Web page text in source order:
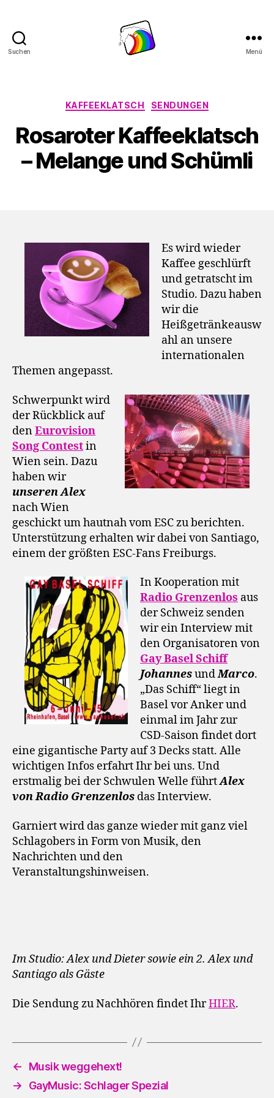
Suchen Menü
Kategorien
KAFFEEKLATSCH SENDUNGEN
Rosaroter Kaffeeklatsch
– Melange und Schümli
Es wird wieder
Kaffee geschlürft
und getratscht im
Studio. Dazu haben
wir die
Heißgetränkeausw
ahl an unsere
internationalen
Themen angepasst.
Schwerpunkt wird
der Rückblick auf
denEurovision
Song Contestin
Wien sein. Dazu
haben wir
unseren Alex
nach Wien
geschickt um hautnah vom ESC zu berichten.
Unterstützung erhalten wir dabei von Santiago,
einem der größten ESC-Fans Freiburgs.
In Kooperation mit
Radio Grenzenlos aus
der Schweiz senden
wir ein Interview mit
den Organisatoren von
Gay Basel Schiff
JohannesundMarco.
„Das Schiff“ liegt in
Basel vor Anker und
einmal im Jahr zur
CSD-Saison findet dort
eine gigantische Party auf 3 Decks statt. Alle
wichtigen Infos erfahrt Ihr bei uns. Und
erstmalig bei der Schwulen Welle führtAlex
von Radio Grenzenlos das Interview.
Garniert wird das ganze wieder mit ganz viel
Schlagobers in Form von Musik, den
Nachrichten und den
Veranstaltungshinweisen.
Im Studio: Alex und Dieter sowie ein 2. Alex und
Santiago als Gäste
Die Sendung zu Nachhören findet IhrHIER.
←
Musik weggehext!
→
GayMusic: Schlager Spezial